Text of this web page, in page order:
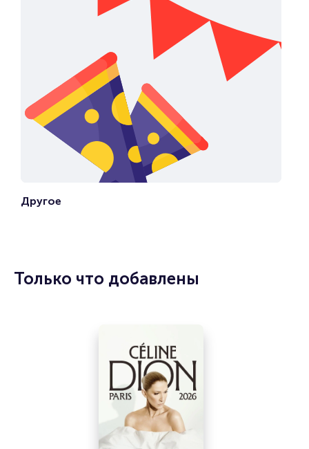
Другое
Только что добавлены